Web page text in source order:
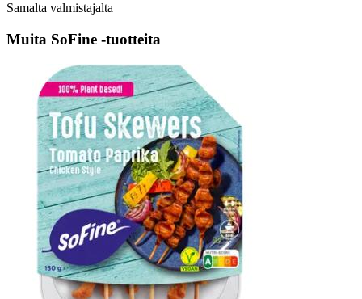
Samalta valmistajalta
Muita SoFine -tuotteita